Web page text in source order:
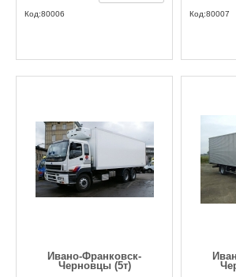
Код:80006 Код:80007
Ивано-Франковск-
Черновцы (5т)